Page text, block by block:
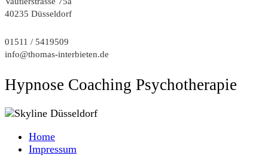
40235 Düsseldorf
01511 / 5419509
info@thomas-interbieten.de
Hypnose Coaching Psychotherapie
Home
Impressum